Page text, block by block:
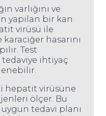
varlığını ve
yapılan bir kan
virüsü ile
hasarını
Test
ihtiyaç
hepatit virüsüne
ölçer. Bu
tedavi planı